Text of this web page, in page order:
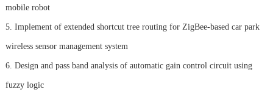
mobile robot
5. Implement of extended shortcut tree routing for ZigBee-based car park
wireless sensor management system
6. Design and pass band analysis of automatic gain control circuit using
fuzzy logic